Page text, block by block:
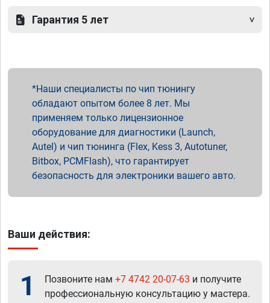
Гарантия 5 лет
Наши специалисты по чип тюнингу
обладают опытом более 8 лет. Мы
применяем только лицензионное
оборудование для диагностики (Launch,
Autel) и чип тюнинга (Flex, Kess 3, Autotuner,
Bitbox, PCMFlash), что гарантирует
безопасность для электроники вашего авто.
Ваши действия:
1 Позвоните нам +7 4742 20-07-63 и получите
профессиональную консультацию у мастера.